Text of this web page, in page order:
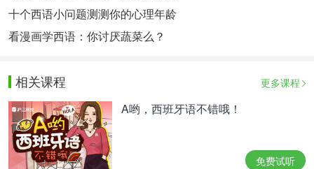
十个西语小问题测测你的心理年龄
看漫画学西语：你讨厌蔬菜么？
相关课程 更多课程
A哟，西班牙语不错哦！
免费试听